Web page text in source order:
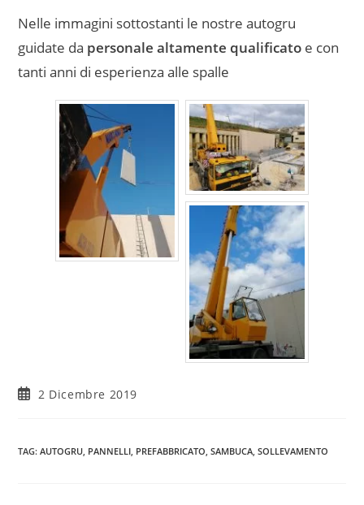
Nelle immagini sottostanti le nostre autogru
guidate da personale altamente qualificato e con
tanti anni di esperienza alle spalle
2 Dicembre 2019
TAG:AUTOGRU, PANNELLI, PREFABBRICATO, SAMBUCA, SOLLEVAMENTO